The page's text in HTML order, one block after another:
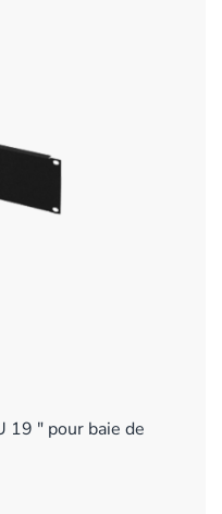
19 " pour baie de